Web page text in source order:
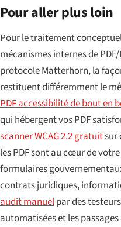
Pour aller plus loin
Pour le traitement
mécanismes internes de
protocole Matterhorn, la
restituent différemment le
PDF accessibilité de bout en
qui hébergent vos PDF
scanner WCAG 2.2 gratuitsur
les PDF sont au cœur de
formulaires
contrats juridiques,
audit manuelpar des
automatisées et les